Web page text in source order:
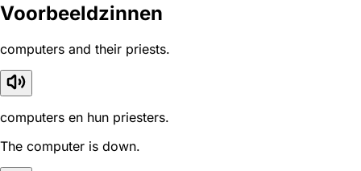
Voorbeeldzinnen
computers and their priests.
computers en hun priesters.
The computer is down.